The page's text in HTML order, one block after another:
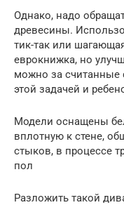
Однако, надо
древесины.
тик-так или
еврокнижка, но
можно за считанные
этой задачей и
Модели оснащены
вплотную к стене,
стыков, в процессе
пол
Разложить такой